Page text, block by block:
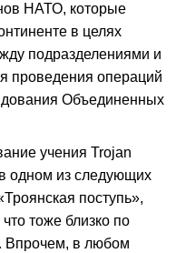
НАТО, которые
в целях
подразделениями и
проведения операций
Объединенных
учения Trojan
одном из следующих
поступь»,
тоже близко по
Впрочем, в любом